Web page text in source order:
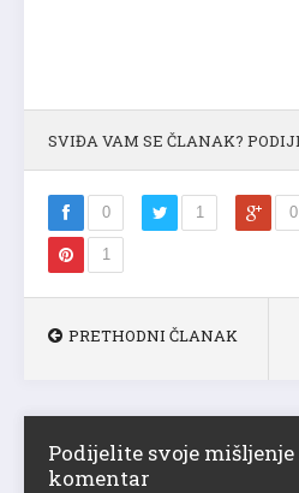
SVIĐA VAM SE ČLANAK?
0 1 0
1
PRETHODNI ČLANAK
Podijelite svoje
komentar